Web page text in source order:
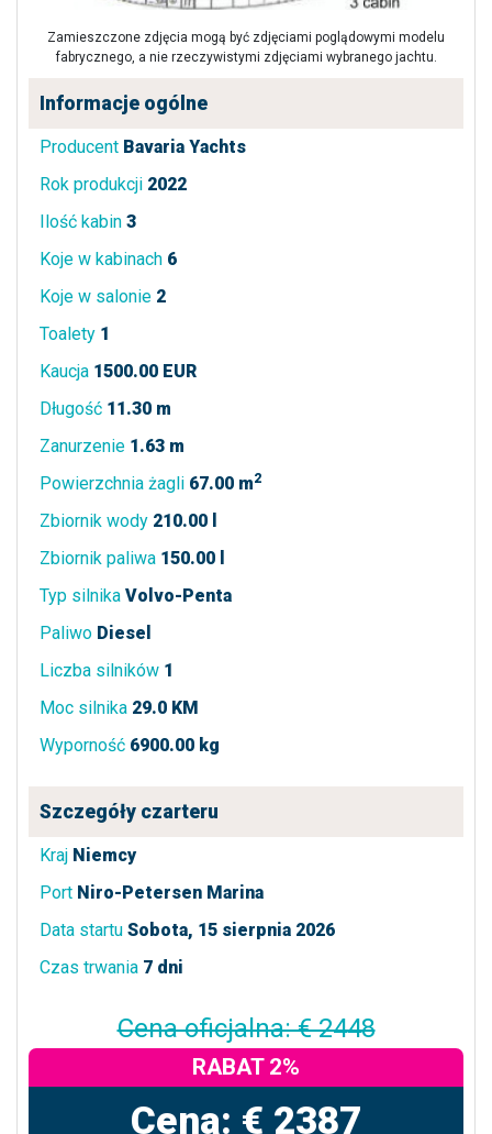
Zamieszczone zdjęcia mogą być zdjęciami poglądowymi modelu
fabrycznego, a nie rzeczywistymi zdjęciami wybranego jachtu.
Informacje ogólne
Producent Bavaria Yachts
Rok produkcji 2022
Ilość kabin 3
Koje w kabinach 6
Koje w salonie 2
Toalety 1
Kaucja 1500.00 EUR
Długość 11.30 m
Zanurzenie 1.63 m
Powierzchnia żagli 67.00 m2
Zbiornik wody 210.00 l
Zbiornik paliwa 150.00 l
Typ silnika Volvo-Penta
Paliwo Diesel
Liczba silników 1
Moc silnika 29.0 KM
Wyporność 6900.00 kg
Szczegóły czarteru
Kraj Niemcy
Port Niro-Petersen Marina
Data startu Sobota, 15 sierpnia 2026
Czas trwania 7 dni
Cena oficjalna: € 2448
RABAT 2%
Cena: € 2387